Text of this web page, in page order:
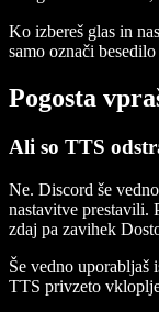
Ko izbereš glas in
samo označi
Pogosta
Ali so TTS
Ne. Discord še
nastavitve prestavili.
zdaj pa zavihek
Še vedno uporabljaš
TTS privzeto